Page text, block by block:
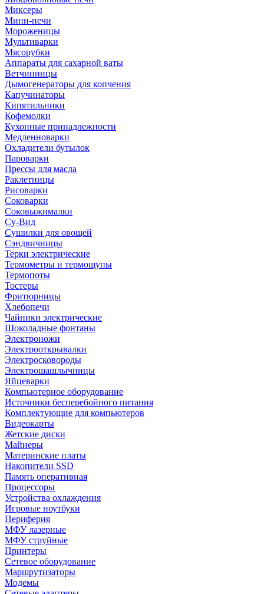
Миксеры
Мини-печи
Мороженицы
Мультиварки
Мясорубки
Аппараты для сахарной ваты
Ветчинницы
Дымогенераторы для копчения
Капучинаторы
Кипятильники
Кофемолки
Кухонные принадлежности
Медленноварки
Охладители бутылок
Пароварки
Прессы для масла
Раклетницы
Рисоварки
Соковарки
Соковыжималки
Су-Вид
Сушилки для овощей
Сэндвичницы
Терки электрические
Термометры и термощупы
Термопоты
Тостеры
Фритюрницы
Хлебопечи
Чайники электрические
Шоколадные фонтаны
Электроножи
Электрооткрывалки
Электросковороды
Электрошашлычницы
Яйцеварки
Компьютерное оборудование
Источники бесперебойного питания
Комплектующие для компьютеров
Видеокарты
Жетские диски
Майнеры
Материнские платы
Накопители SSD
Память оперативная
Процессоры
Устройства охлаждения
Игровые ноутбуки
Периферия
МФУ лазерные
МФУ струйные
Принтеры
Сетевое оборудование
Маршрутизаторы
Модемы